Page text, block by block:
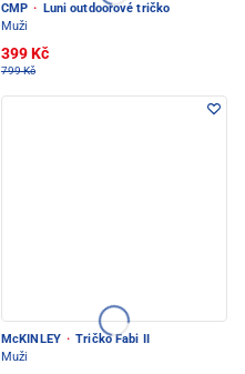
CMP ·
Luni outdoorové tričko
Muži
399 Kč
799 Kč
McKINLEY · Tričko Fabi II
Muži